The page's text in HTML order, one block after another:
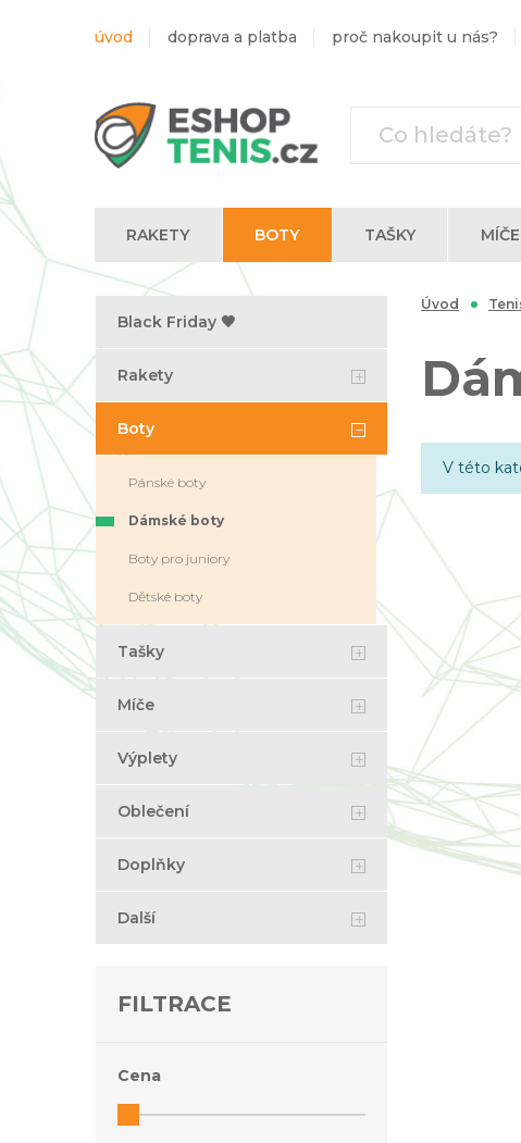
úvod doprava a platba proč nakoupit u nás?
RAKETY BOTY TAŠKY MÍČE
Black Friday 🖤
Rakety
Boty
Pánské boty
Dámské boty
Boty pro juniory
Dětské boty
Tašky
Míče
Výplety
Oblečení
Doplňky
Další
FILTRACE
Cena
Úvod
V této